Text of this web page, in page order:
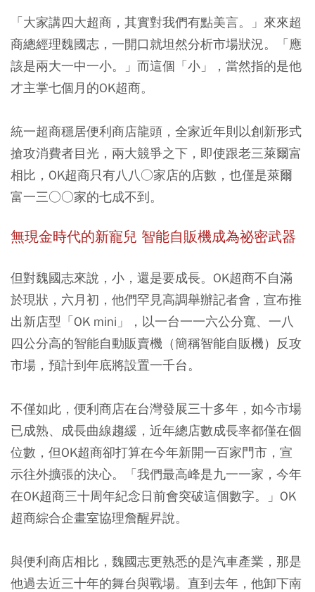
「大家講四大超商，其實對我們有點美言。」來來超
商總經理魏國志，一開口就坦然分析市場狀況。「應
該是兩大一中一小。」而這個「小」，當然指的是他
才主掌七個月的OK超商。
統一超商穩居便利商店龍頭，全家近年則以創新形式
搶攻消費者目光，兩大競爭之下，即使跟老三萊爾富
相比，OK超商只有八八○家店的店數，也僅是萊爾
富一三○○家的七成不到。
無現金時代的新寵兒 智能自販機成為祕密武器
但對魏國志來說，小，還是要成長。OK超商不自滿
於現狀，六月初，他們罕見高調舉辦記者會，宣布推
出新店型「OK mini」，以一台一一六公分寬、一八
四公分高的智能自動販賣機（簡稱智能自販機）反攻
市場，預計到年底將設置一千台。
不僅如此，便利商店在台灣發展三十多年，如今市場
已成熟、成長曲線趨緩，近年總店數成長率都僅在個
位數，但OK超商卻打算在今年新開一百家門市，宣
示往外擴張的決心。「我們最高峰是九一一家，今年
在OK超商三十周年紀念日前會突破這個數字。」OK
超商綜合企畫室協理詹醒昇說。
與便利商店相比，魏國志更熟悉的是汽車產業，那是
他過去近三十年的舞台與戰場。直到去年，他卸下南